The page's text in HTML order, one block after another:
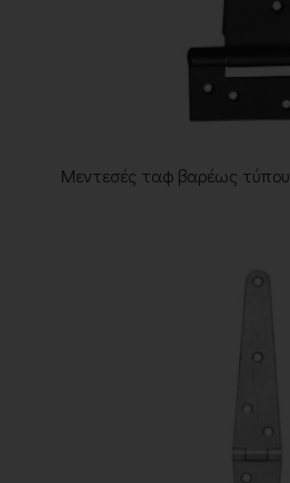
Μεντεσές ταφ βαρέως τύπου